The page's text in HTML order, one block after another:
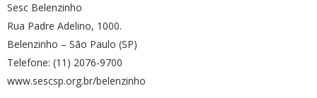
Sesc Belenzinho
Rua Padre Adelino, 1000.
Belenzinho – São Paulo (SP)
Telefone: (11) 2076-9700
www.sescsp.org.br/belenzinho